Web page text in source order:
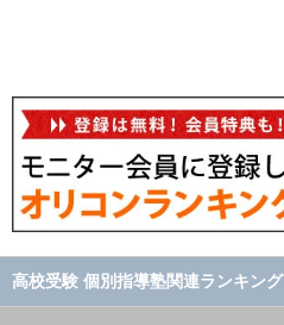
高校受験 個別指導塾関連ランキング